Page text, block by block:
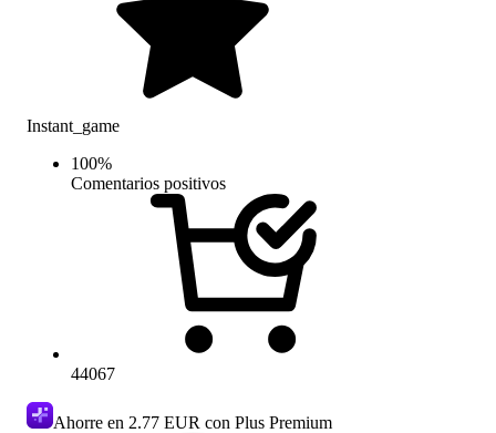
Instant_game
100%
Comentarios positivos
44067
Ahorre en 2.77 EUR con Plus Premium